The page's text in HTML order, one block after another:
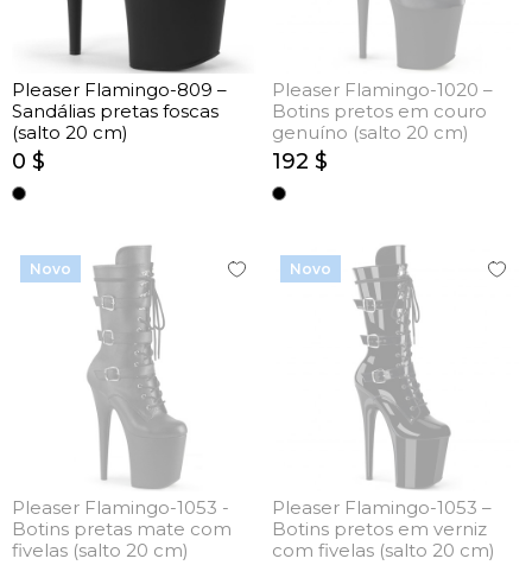
Pleaser Flamingo-809 –
Sandálias pretas foscas
(salto 20 cm)
0 $
Pleaser Flamingo-1020 –
Botins pretos em couro
genuíno (salto 20 cm)
192 $
Novo
Pleaser Flamingo-1053 -
Botins pretas mate com
fivelas (salto 20 cm)
Novo
Pleaser Flamingo-1053 –
Botins pretos em verniz
com fivelas (salto 20 cm)